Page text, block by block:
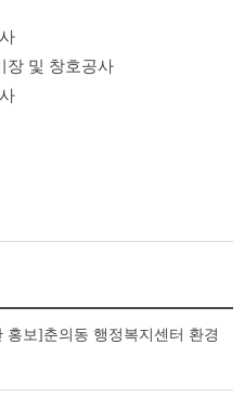
장 및 창호공사
홍보]춘의동 행정복지센터 환경